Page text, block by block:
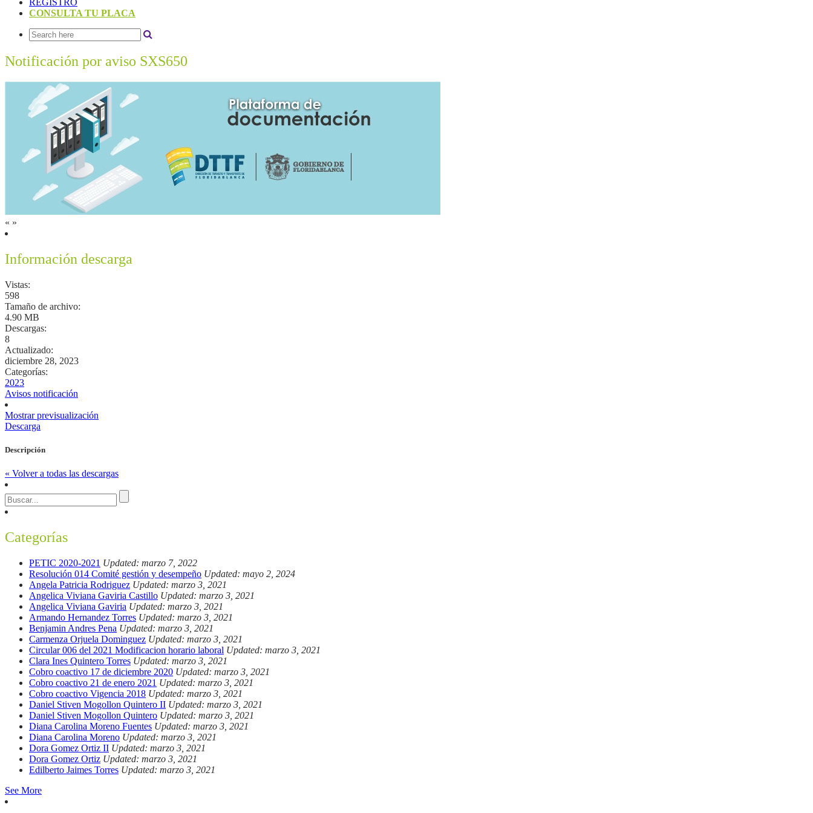
REGISTRO
CONSULTA TU PLACA
Notificación por aviso SXS650
« »
Información descarga
Vistas:
598
Tamaño de archivo:
4.90 MB
Descargas:
8
Actualizado:
diciembre 28, 2023
Categorías:
2023
Avisos notificación
Mostrar previsualización
Descarga
Descripción
« Volver a todas las descargas
Categorías
PETIC 2020-2021 Updated: marzo 7, 2022
Resolución 014 Comité gestión y desempeño Updated: mayo 2, 2024
Angela Patricia Rodriguez Updated: marzo 3, 2021
Angelica Viviana Gaviria Castillo Updated: marzo 3, 2021
Angelica Viviana Gaviria Updated: marzo 3, 2021
Armando Hernandez Torres Updated: marzo 3, 2021
Benjamin Andres Pena Updated: marzo 3, 2021
Carmenza Orjuela Dominguez Updated: marzo 3, 2021
Circular 006 del 2021 Modificacion horario laboral Updated: marzo 3, 2021
Clara Ines Quintero Torres Updated: marzo 3, 2021
Cobro coactivo 17 de diciembre 2020 Updated: marzo 3, 2021
Cobro coactivo 21 de enero 2021 Updated: marzo 3, 2021
Cobro coactivo Vigencia 2018 Updated: marzo 3, 2021
Daniel Stiven Mogollon Quintero II Updated: marzo 3, 2021
Daniel Stiven Mogollon Quintero Updated: marzo 3, 2021
Diana Carolina Moreno Fuentes Updated: marzo 3, 2021
Diana Carolina Moreno Updated: marzo 3, 2021
Dora Gomez Ortiz II Updated: marzo 3, 2021
Dora Gomez Ortiz Updated: marzo 3, 2021
Edilberto Jaimes Torres Updated: marzo 3, 2021
See More